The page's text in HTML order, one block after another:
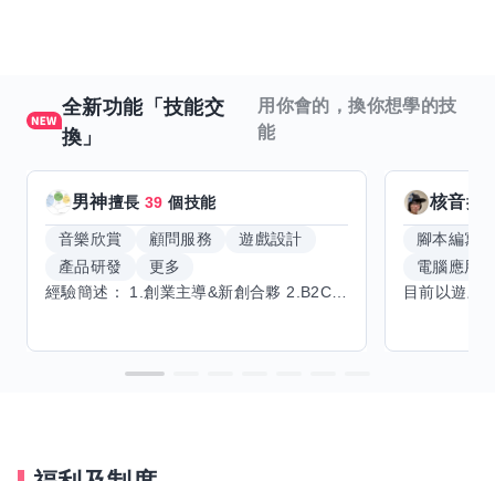
全新功能「技能交
換」
用你會的，換你想學的技
能
男神擅長39 個技能
音樂欣賞 顧問服務
遊戲設計
產品研發
更多
核音擅
腳本編寫
電腦應用